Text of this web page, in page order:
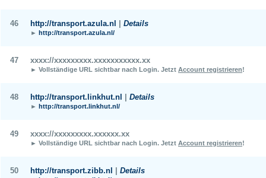
46 http://transport.azula.nl Details
► http://transport.azula.nl/
47 xxxx://xxxxxxxxx.xxxxxxxxxxx.xx
► Vollständige URL sichtbar nach Login. Jetzt Account registrieren!
48 http://transport.linkhut.nl Details
► http://transport.linkhut.nl/
49 xxxx://xxxxxxxxx.xxxxxx.xx
► Vollständige URL sichtbar nach Login. Jetzt Account registrieren!
50 http://transport.zibb.nl Details